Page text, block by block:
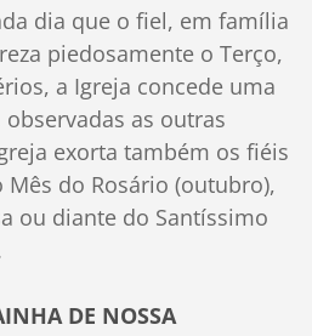
dia que o fiel, em família
piedosamente o Terço,
a Igreja concede uma
as outras
exorta também os fiéis
Mês do Rosário (outubro),
ou diante do Santíssimo
DE NOSSA